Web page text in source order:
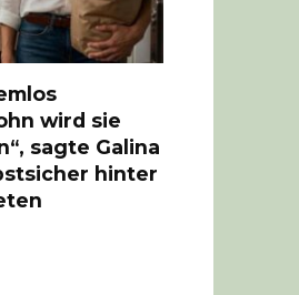
wird sie
sagte Galina
hinter